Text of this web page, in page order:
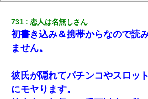
731 恋人は名無しさん
初書き込み＆携帯からなので読
ません。
彼氏が隠れてパチンコやスロッ
にモヤります。